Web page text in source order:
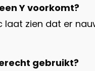
Y voorkomt?
laat zien dat er
gebruikt?